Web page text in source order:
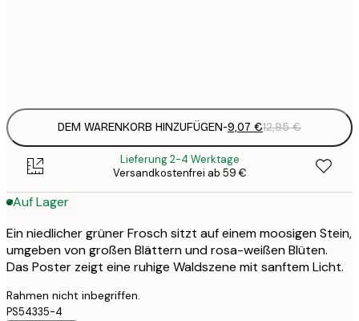
DEM WARENKORB HINZUFÜGEN-9,07 €12,95 €
Lieferung 2-4 Werktage
Versandkostenfrei ab 59 €
Auf Lager
Ein niedlicher grüner Frosch sitzt auf einem moosigen Stein,
umgeben von großen Blättern und rosa-weißen Blüten.
Das Poster zeigt eine ruhige Waldszene mit sanftem Licht.
Rahmen nicht inbegriffen.
PS54335-4